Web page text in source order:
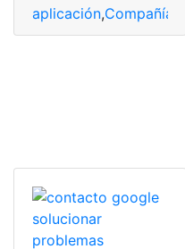
aplicación,Compañía